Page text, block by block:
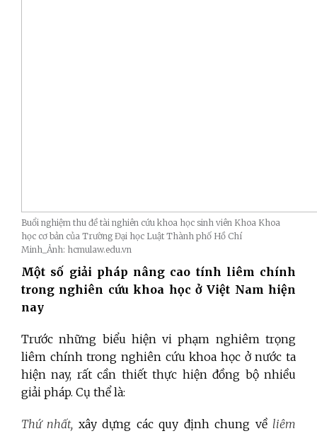
Buổi nghiệm thu đề tài nghiên cứu khoa học sinh viên Khoa Khoa
học cơ bản của Trường Đại học Luật Thành phố Hồ Chí
Minh_Ảnh: hcmulaw.edu.vn
Một số giải pháp nâng cao tính liêm chính
trong nghiên cứu khoa học ở Việt Nam hiện
nay
Trước những biểu hiện vi phạm nghiêm trọng
liêm chính trong nghiên cứu khoa học ở nước ta
hiện nay, rất cần thiết thực hiện đồng bộ nhiều
giải pháp. Cụ thể là:
Thứ nhất, xây dựng các quy định chung về liêm